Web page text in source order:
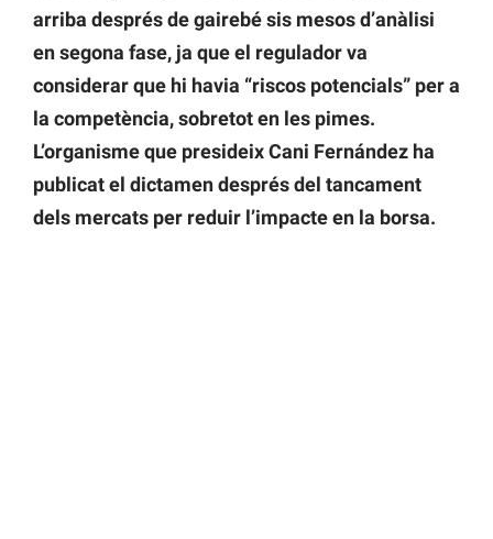
arriba després de gairebé sis mesos d’anàlisi
en segona fase, ja que el regulador va
considerar que hi havia “riscos potencials” per a
la competència, sobretot en les pimes.
L’organisme que presideix Cani Fernández ha
publicat el dictamen després del tancament
dels mercats per reduir l’impacte en la borsa.